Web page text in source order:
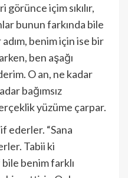
içim sıkılır,
bunun farkında bile
benim için ise bir
ben aşağı
O an, ne kadar
bağımsız
yüzüme çarpar.
ederler. “Sana
Tabii ki
benim farklı